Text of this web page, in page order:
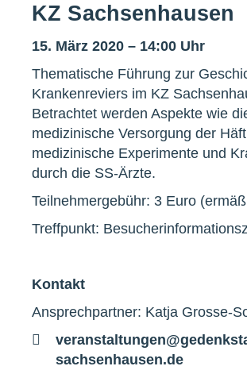
KZ Sachsenhausen
15. März 2020 – 14:00 Uhr
Thematische Führung zur
Krankenreviers im KZ
Betrachtet werden Aspekte wie
medizinische Versorgung der
medizinische Experimente und
durch die SS-Ärzte.
Teilnehmergebühr: 3 Euro
Treffpunkt:
Kontakt
Ansprechpartner: Katja Grosse-
E-
Mail
sachsenhausen.de